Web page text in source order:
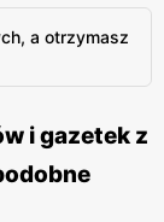
a otrzymasz
i gazetek z